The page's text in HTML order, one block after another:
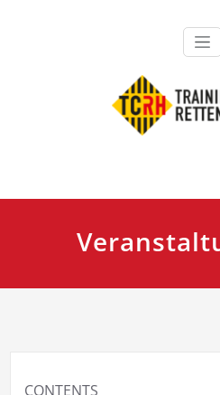
TCRH
und
CONTENTS